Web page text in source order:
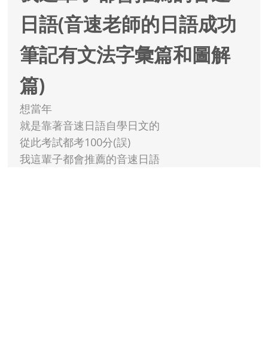
日語(音速老師的日語成功
筆記有文法字彙篇和圖解
篇)
想當年
就是靠著音速日語自學日文的
從此考試都考100分(誤)
我這輩子都會推薦的音速日語